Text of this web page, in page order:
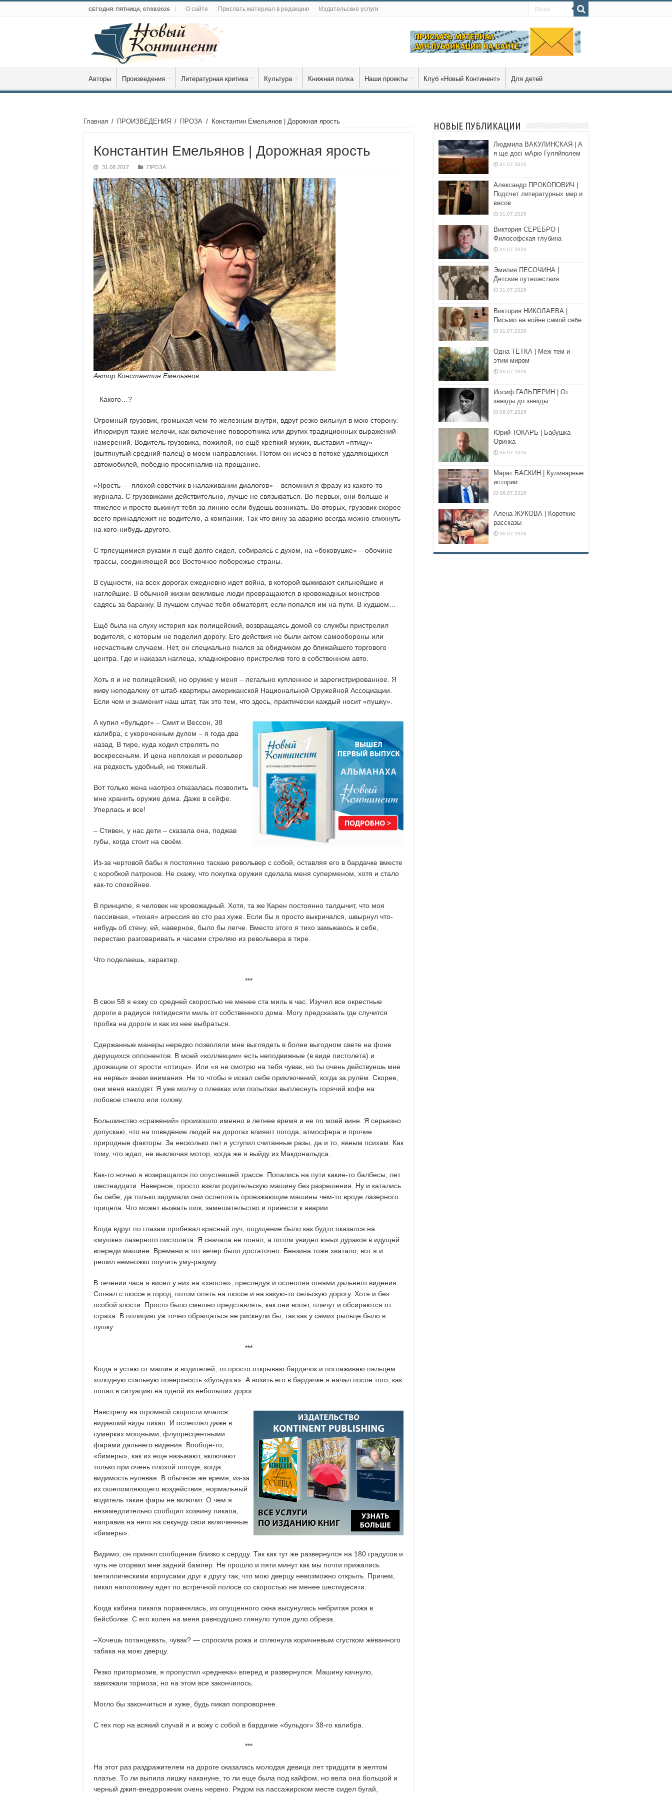
СЕГОДНЯ: ПЯТНИЦА, 07/08/2026 О сайте Прислать материал в редакцию Издательские услуги
Авторы Произведения Литературная критика Культура Книжная полка Наши проекты Клуб «Новый Континент» Для детей
Главная / ПРОИЗВЕДЕНИЯ / ПРОЗА / Константин Емельянов | Дорожная ярость
Константин Емельянов | Дорожная ярость
31.08.2017 ПРОЗА
Автор Константин Емельянов
– Какого…?
Огромный грузовик, громыхая чем-то железным внутри, вдруг резко вильнул в мою сторону.
Игнорируя такие мелочи, как включение поворотника или других традиционных выражений
намерений. Водитель грузовика, пожилой, но ещё крепкий мужик, выставил «птицу»
(вытянутый средний палец) в моем направлении. Потом он исчез в потоке удаляющихся
автомобилей, победно просигналив на прощание.
«Ярость — плохой советчик в налаживании диалогов» – вспомнил я фразу из какого-то
журнала. С грузовиками действительно, лучше не связываться. Во-первых, они больше и
тяжелее и просто выкинут тебя за линию если будешь возникать. Во-вторых, грузовик скорее
всего принадлежит не водителю, а компании. Так что вину за аварию всегда можно спихнуть
на кого-нибудь другого.
С трясущимися руками я ещё долго сидел, собираясь с духом, на «боковушке» – обочине
трассы, соединяющей все Восточное побережье страны.
В сущности, на всех дорогах ежедневно идет война, в которой выживают сильнейшие и
наглейшие. В обычной жизни вежливые люди превращаются в кровожадных монстров
садясь за баранку. В лучшем случае тебя обматерят, если попался им на пути. В худшем…
Ещё была на слуху история как полицейский, возвращаясь домой со службы пристрелил
водителя, с которым не поделил дорогу. Его действия не были актом самообороны или
несчастным случаем. Нет, он специально гнался за обидчиком до ближайшего торгового
центра. Где и наказал наглеца, хладнокровно пристрелив того в собственном авто.
Хоть я и не полицейский, но оружие у меня – легально купленное и зарегистрированное. Я
живу неподалеку от штаб-квартиры американской Национальной Оружейной Ассоциации.
Если чем и знаменит наш штат, так это тем, что здесь, практически каждый носит «пушку».
А купил «бульдог» – Смит и Вессон, 38
калибра, с укороченным дулом – я года два
назад. В тире, куда ходил стрелять по
воскресеньям. И цена неплохая и револьвер
на редкость удобный, не тяжелый.
Вот только жена наотрез отказалась позволить
мне хранить оружие дома. Даже в сейфе.
Уперлась и все!
– Стивен, у нас дети – сказала она, поджав
губы, когда стоит на своём.
Из-за чертовой бабы я постоянно таскаю револьвер с собой, оставляя его в бардачке вместе
с коробкой патронов. Не скажу, что покупка оружия сделала меня суперменом, хотя и стало
как-то спокойнее.
В принципе, я человек не кровожадный. Хотя, та же Карен постоянно талдычит, что моя
пассивная, «тихая» агрессия во сто раз хуже. Если бы я просто выкричался, швырнул что-
нибудь об стену, ей, наверное, было бы легче. Вместо этого я тихо замыкаюсь в себе,
перестаю разговаривать и часами стреляю из револьвера в тире.
Что поделаешь, характер.
***
В свои 58 я езжу со средней скоростью не менее ста миль в час. Изучил все окрестные
дороги в радиусе пятидесяти миль от собственного дома. Могу предсказать где случится
пробка на дороге и как из нее выбраться.
Сдержанные манеры нередко позволяли мне выглядеть в более выгодном свете на фоне
дерущихся оппонентов. В моей «коллекции» есть неподвижные (в виде пистолета) и
дрожащие от ярости «птицы». Или «я не смотрю на тебя чувак, но ты очень действуешь мне
на нервы» знаки внимания. Не то чтобы я искал себе приключений, когда за рулём. Скорее,
они меня находят. Я уже молчу о плевках или попытках выплеснуть горячий кофе на
лобовое стекло или голову.
Большинство «сражений» произошло именно в летнее время и не по моей вине. Я серьезно
допускаю, что на поведение людей на дорогах влияют погода, атмосфера и прочие
природные факторы. За несколько лет я уступил считанные разы, да и то, явным психам. Как
тому, что ждал, не выключая мотор, когда же я выйду из Макдональдса.
Как-то ночью я возвращался по опустевшей трассе. Попались на пути какие-то балбесы, лет
шестнадцати. Наверное, просто взяли родительскую машину без разрешения. Ну и катались
бы себе, да только задумали они ослеплять проезжающие машины чем-то вроде лазерного
прицела. Что может вызвать шок, замешательство и привести к аварии.
Когда вдруг по глазам пробежал красный луч, ощущение было как будто оказался на
«мушке» лазерного пистолета. Я сначала не понял, а потом увидел юных дураков в идущей
впереди машине. Времени в тот вечер было достаточно. Бензина тоже хватало, вот я и
решил немножко поучить уму-разуму.
В течении часа я висел у них на «хвосте», преследуя и ослепляя огнями дальнего видения.
Согнал с шоссе в город, потом опять на шоссе и на какую-то сельскую дорогу. Хотя и без
особой злости. Просто было смешно представлять, как они вопят, плачут и обсираются от
страха. В полицию уж точно обращаться не рискнули бы, так как у самих рыльце было в
пушку.
***
Когда я устаю от машин и водителей, то просто открываю бардачок и поглаживаю пальцем
холодную стальную поверхность «бульдога». А возить его в бардачке я начал после того, как
попал в ситуацию на одной из небольших дорог.
Навстречу на огромной скорости мчался
видавший виды пикап. И ослеплял даже в
сумерках мощными, флуоресцентными
фарами дальнего видения. Вообще-то,
«бимеры», как их еще называют, включают
только при очень плохой погоде, когда
видимость нулевая. В обычное же время, из-за
их ошеломляющего воздействия, нормальный
водитель такие фары не включит. О чем я
незамедлительно сообщил хозяину пикапа,
направив на него на секунду свои включенные
«бимеры».
Видимо, он принял сообщение близко к сердцу. Так как тут же развернулся на 180 градусов и
чуть не оторвал мне задний бампер. Не прошло и пяти минут как мы почти прижались
металлическими корпусами друг к другу так, что мою дверцу невозможно открыть. Причем,
пикап наполовину едет по встречной полосе со скоростью не менее шестидесяти.
Когда кабина пикапа поравнялась, из опущенного окна высунулась небритая рожа в
бейсболке. С его колен на меня равнодушно глянуло тупое дуло обреза.
–Хочешь потанцевать, чувак? — спросила рожа и сплюнула коричневым сгустком жёванного
табака на мою дверцу.
Резко притормозив, я пропустил «реднека» вперед и развернулся. Машину качнуло,
завизжали тормоза, но на этом все закончилось.
Могло бы закончиться и хуже, будь пикап попроворнее.
С тех пор на всякий случай я и вожу с собой в бардачке «бульдог» 38-го калибра.
***
На этот раз раздражителем на дороге оказалась молодая девица лет тридцати в желтом
платье. То ли выпила лишку накануне, то ли еще была под кайфом, но вела она большой и
черный джип-внедорожник очень нервно. Рядом на пассажирском месте сидел бугай,
НОВЫЕ ПУБЛИКАЦИИ
Людмила ВАКУЛИНСКАЯ | А
я ще досі мАрю Гуляйполем
31.07.2026
Александр ПРОКОПОВИЧ |
Подсчет литературных мер и
весов
31.07.2026
Виктория СЕРЕБРО |
Философская глубина
31.07.2026
Эмилия ПЕСОЧИНА |
Детские путешествия
31.07.2026
Виктория НИКОЛАЕВА |
Письмо на войне самой себе
31.07.2026
Одна ТЕТКА | Меж тем и
этим миром
06.07.2026
Иосиф ГАЛЬПЕРИН | От
звезды до звезды
06.07.2026
Юрий ТОКАРЬ | Бабушка
Оринка
06.07.2026
Марат БАСКИН | Кулинарные
истории
06.07.2026
Алена ЖУКОВА | Короткие
рассказы
06.07.2026